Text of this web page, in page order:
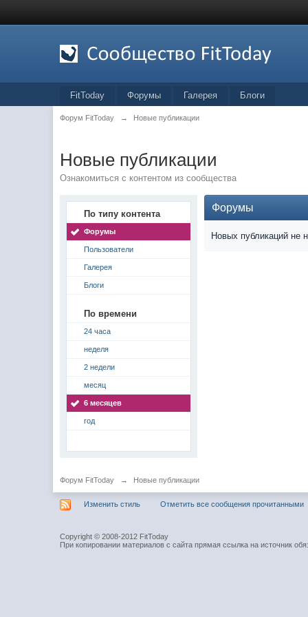
FitToday Форумы Галерея Блоги
Форум FitToday → Новые публикации
Новые публикации
Ознакомиться с контентом из сообщества
По типу контента
Форумы
Пользователи
Галерея
Блоги
По времени
24 часа
неделя
2 недели
месяц
6 месяцев
год
Форумы
Новых публикаций не
Форум FitToday → Новые публикации
Изменить стиль Отметить все сообщения прочитанными
Copyright © 2008-2012 FitToday
При копировании материалов с сайта прямая ссылка на источник